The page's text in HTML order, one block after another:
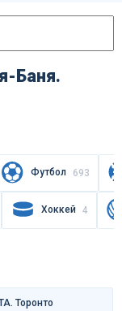
Баня.
Футбол 693
Хоккей 4
Торонто